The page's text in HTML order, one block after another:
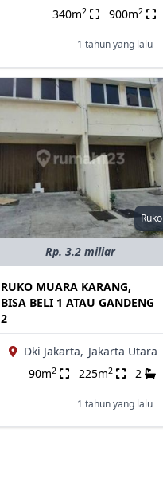
340m2 900m2
1 tahun yang lalu
Ruko
Rp. 3.2 miliar
RUKO MUARA KARANG,
BISA BELI 1 ATAU GANDENG
2
Dki Jakarta, Jakarta Utara
90m2 225m2 2
1 tahun yang lalu